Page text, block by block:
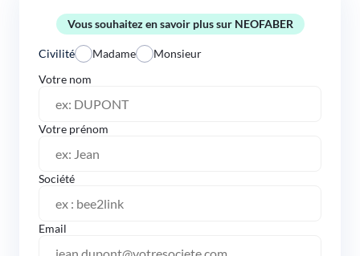
Vous souhaitez en savoir plus sur NEOFABER
Civilité Madame
Monsieur
Votre nom
Votre prénom
Société
Email